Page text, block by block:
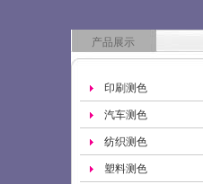
产品展示
印刷测色
汽车测色
纺织测色
塑料测色